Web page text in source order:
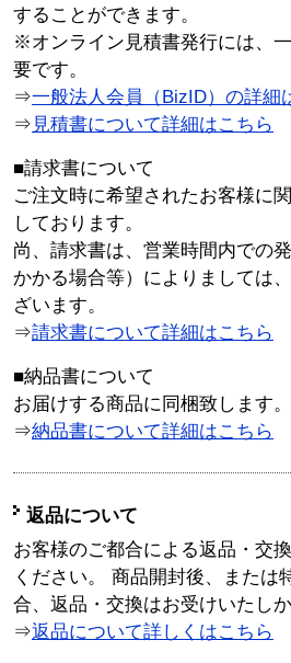
することができます。
※オンライン見積書発行には、
要です。
⇒一般法人会員（BizID）の詳細
⇒ 見積書について詳細はこちら
■請求書について
ご注文時に希望されたお客様に
しております。
尚、請求書は、営業時間内での
かかる場合等）によりましては
ざいます。
⇒請求書について詳細はこちら
■納品書について
お届けする商品に同梱致します。
⇒納品書について詳細はこちら
返品について
お客様のご都合による返品・交
ください。 商品開封後、または
合、返品・交換はお受けいたし
⇒返品について詳しくはこちら